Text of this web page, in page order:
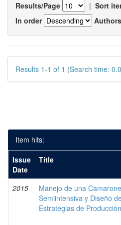
Results/Page | Sort
In order
Results 1-1 of 1 (Search time:
Item hits:
Issue
Date
Title
2015
Manejo de una
Semiintensiva y Diseño
Estrategias de Producción